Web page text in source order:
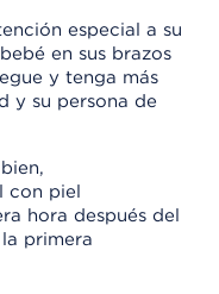
especial a su
en sus brazos
y tenga más
y su persona de
con piel
hora después del
primera